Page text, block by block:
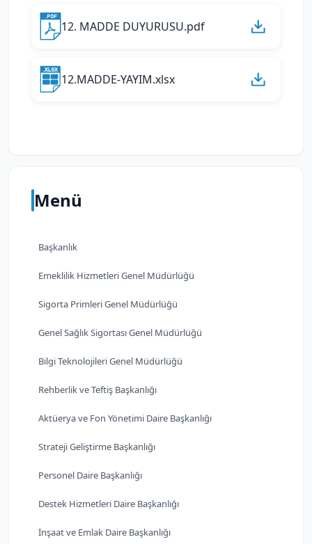
Menü
Başkanlık
Emeklilik Hizmetleri Genel Müdürlüğü
Sigorta Primleri Genel Müdürlüğü
Genel Sağlık Sigortası Genel Müdürlüğü
Bilgi Teknolojileri Genel Müdürlüğü
Rehberlik ve Teftiş Başkanlığı
Aktüerya ve Fon Yönetimi Daire Başkanlığı
Strateji Geliştirme Başkanlığı
Personel Daire Başkanlığı
Destek Hizmetleri Daire Başkanlığı
İnşaat ve Emlak Daire Başkanlığı
12. MADDE DUYURUSU.pdf
12.MADDE-YAYIM.xlsx